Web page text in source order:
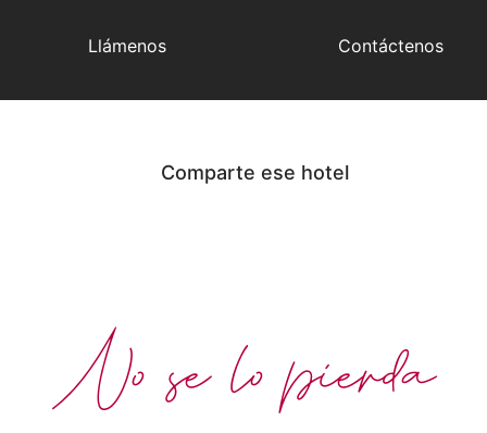
Llámenos Contáctenos
Comparte ese hotel
No se lo pierda